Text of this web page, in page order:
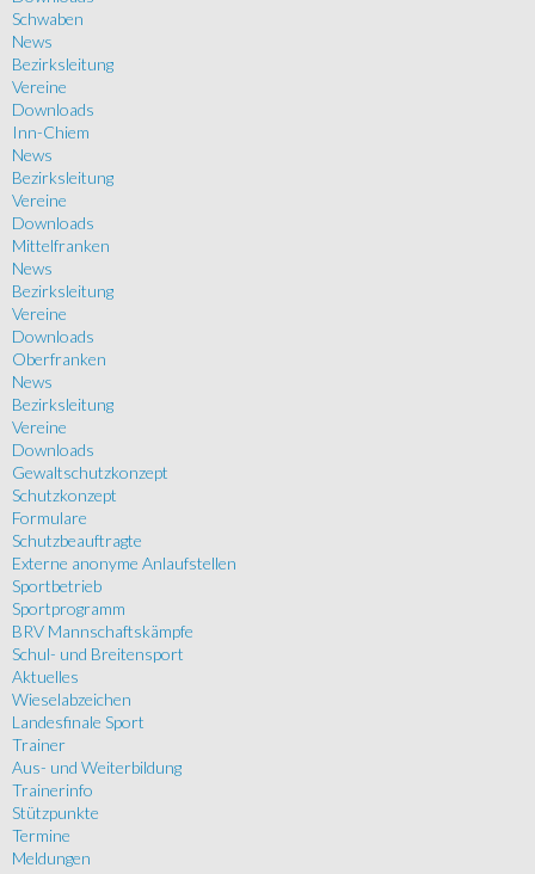
Schwaben
News
Bezirksleitung
Vereine
Downloads
Inn-Chiem
News
Bezirksleitung
Vereine
Downloads
Mittelfranken
News
Bezirksleitung
Vereine
Downloads
Oberfranken
News
Bezirksleitung
Vereine
Downloads
Gewaltschutzkonzept
Schutzkonzept
Formulare
Schutzbeauftragte
Externe anonyme Anlaufstellen
Sportbetrieb
Sportprogramm
BRV Mannschaftskämpfe
Schul- und Breitensport
Aktuelles
Wieselabzeichen
Landesfinale Sport
Trainer
Aus- und Weiterbildung
Trainerinfo
Stützpunkte
Termine
Meldungen